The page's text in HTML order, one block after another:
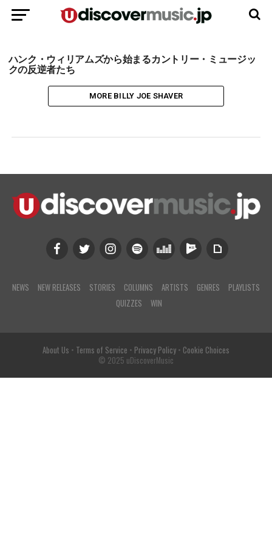
ハンク・ウィリアムズから始まるカントリー・ミュージッ
クの反逆者たち
MORE BILLY JOE SHAVER
NEWS NEW RELEASES STORIES COLUMNS ARTISTS GENRES
PLAYLISTS
QUIZZES
WIN
About Us • Terms of Service • Privacy Policy• Cookie Choices
© 2025 uDiscoverMusic